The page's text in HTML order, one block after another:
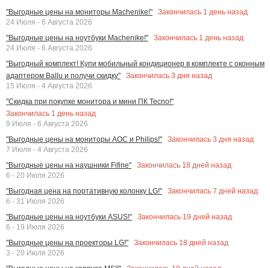
"Выгодные цены на мониторы Machenike!" Закончилась 1 день назад
24 Июля - 6 Августа 2026
"Выгодные цены на ноутбуки Machenike!"
Закончилась 1 день назад
24 Июля - 6 Августа 2026
"Выгодный комплект! Купи мобильный кондиционер в комплекте с оконным
адаптером Ballu и получи скидку"
Закончилась 3 дня назад
15 Июля - 4 Августа 2026
"Скидка при покупке монитора и мини ПК Tecno!"
Закончилась 1 день назад
9 Июля - 6 Августа 2026
"Выгодные цены на мониторы AOC и Philips!"
Закончилась 3 дня назад
7 Июля - 4 Августа 2026
"Выгодные цены на наушники Fifine"
Закончилась 18 дней назад
6 - 20 Июля 2026
"Выгодная цена на портативную колонку LG!"
Закончилась 7 дней назад
6 - 31 Июля 2026
"Выгодные цены на ноутбуки ASUS!"
Закончилась 19 дней назад
6 - 19 Июля 2026
"Выгодные цены на проекторы LG!"
Закончилась 18 дней назад
3 - 20 Июля 2026